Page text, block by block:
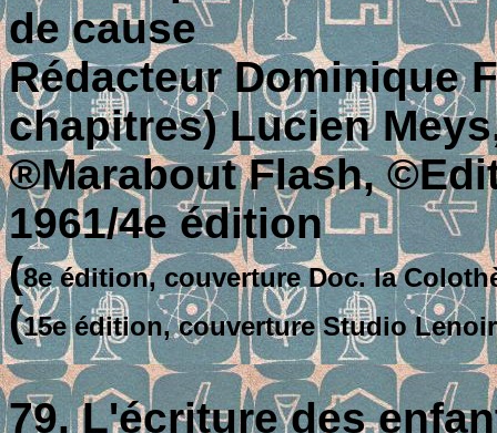
de cause
Rédacteur Dominique
chapitres) Lucien
®Marabout Flash,
1961/4e édition
(8e édition, couverture Doc. la
(15e édition, couverture Studio
79. L'écriture des